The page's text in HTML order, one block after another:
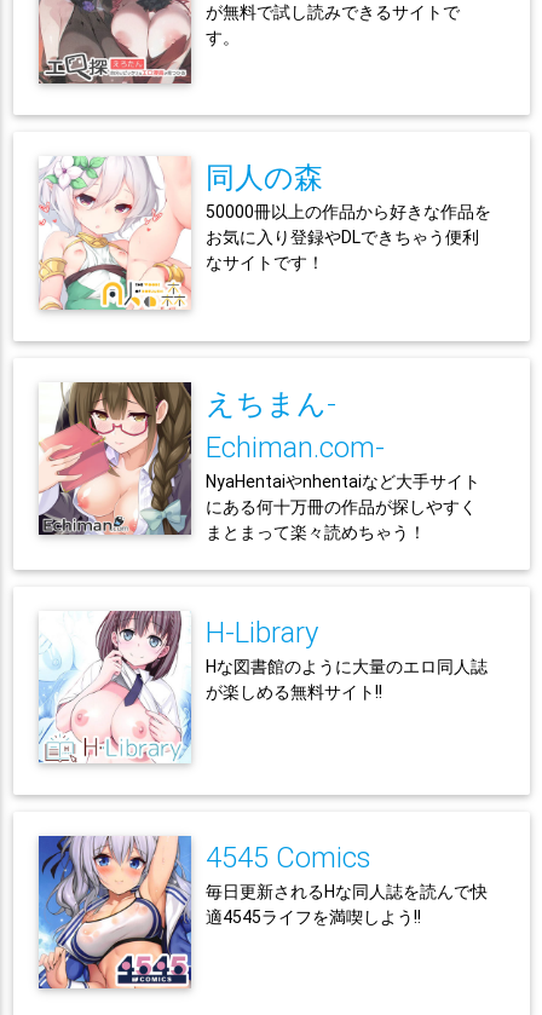
が無料で試し読みできるサイトで
す。
同人の森
50000冊以上の作品から好きな作品を
お気に入り登録やDLできちゃう便利
なサイトです！
えちまん-
Echiman.com-
NyaHentaiやnhentaiなど大手サイト
にある何十万冊の作品が探しやすく
まとまって楽々読めちゃう！
H-Library
Hな図書館のように大量のエロ同人誌
が楽しめる無料サイト!!
4545 Comics
毎日更新されるHな同人誌を読んで快
適4545ライフを満喫しよう!!